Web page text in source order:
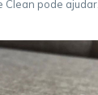
Clean pode ajudar.